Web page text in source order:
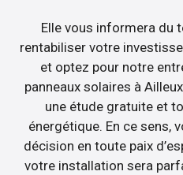
Elle vous informera du
rentabiliser votre
et optez pour notre
panneaux solaires à
une étude gratuite et
énergétique. En ce sens,
décision en toute paix
votre installation sera